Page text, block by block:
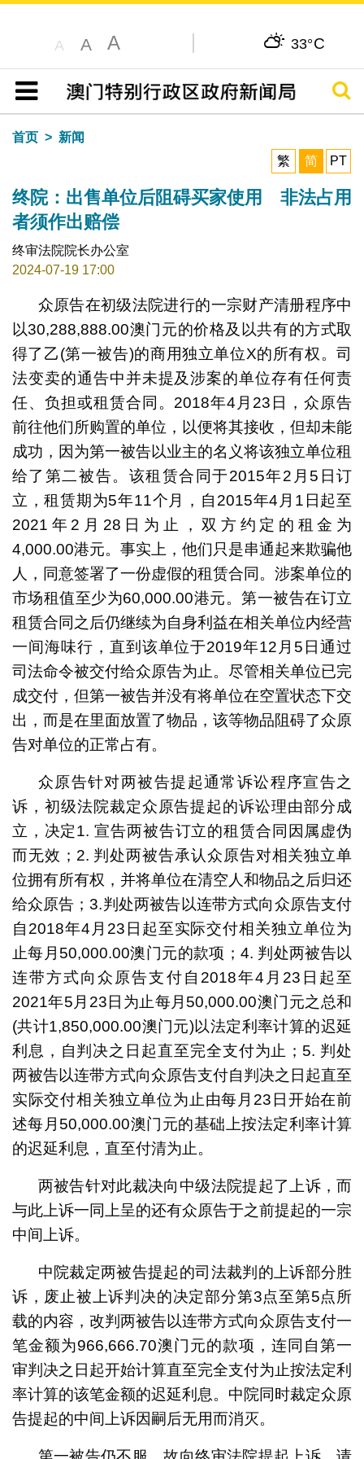
A A A 33°C
目录
搜寻
首页
新闻
繁
简 PT
终院：出售单位后阻碍买家使用 非法占用
者须作出赔偿
终审法院院长办公室
2024-07-19 17:00
众原告在初级法院进行的一宗财产清册程序中
以30,288,888.00澳门元的价格及以共有的方式取
得了乙(第一被告)的商用独立单位X的所有权。司
法变卖的通告中并未提及涉案的单位存有任何责
任、负担或租赁合同。2018年4月23日，众原告
前往他们所购置的单位，以便将其接收，但却未能
成功，因为第一被告以业主的名义将该独立单位租
给了第二被告。该租赁合同于2015年2月5日订
立，租赁期为5年11个月，自2015年4月1日起至
2021年2月28日为止，双方约定的租金为
4,000.00港元。事实上，他们只是串通起来欺骗他
人，同意签署了一份虚假的租赁合同。涉案单位的
市场租值至少为60,000.00港元。第一被告在订立
租赁合同之后仍继续为自身利益在相关单位内经营
一间海味行，直到该单位于2019年12月5日通过
司法命令被交付给众原告为止。尽管相关单位已完
成交付，但第一被告并没有将单位在空置状态下交
出，而是在里面放置了物品，该等物品阻碍了众原
告对单位的正常占有。
众原告针对两被告提起通常诉讼程序宣告之
诉，初级法院裁定众原告提起的诉讼理由部分成
立，决定1. 宣告两被告订立的租赁合同因属虚伪
而无效；2. 判处两被告承认众原告对相关独立单
位拥有所有权，并将单位在清空人和物品之后归还
给众原告；3.判处两被告以连带方式向众原告支付
自2018年4月23日起至实际交付相关独立单位为
止每月50,000.00澳门元的款项；4. 判处两被告以
连带方式向众原告支付自2018年4月23日起至
2021年5月23日为止每月50,000.00澳门元之总和
(共计1,850,000.00澳门元)以法定利率计算的迟延
利息，自判决之日起直至完全支付为止；5. 判处
两被告以连带方式向众原告支付自判决之日起直至
实际交付相关独立单位为止由每月23日开始在前
述每月50,000.00澳门元的基础上按法定利率计算
的迟延利息，直至付清为止。
两被告针对此裁决向中级法院提起了上诉，而
与此上诉一同上呈的还有众原告于之前提起的一宗
中间上诉。
中院裁定两被告提起的司法裁判的上诉部分胜
诉，废止被上诉判决的决定部分第3点至第5点所
载的内容，改判两被告以连带方式向众原告支付一
笔金额为966,666.70澳门元的款项，连同自第一
审判决之日起开始计算直至完全支付为止按法定利
率计算的该笔金额的迟延利息。中院同时裁定众原
告提起的中间上诉因嗣后无用而消灭。